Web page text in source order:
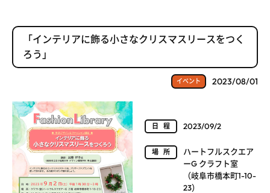
「インテリアに飾る小さなクリスマスリースをつく
ろう」
イベント 2023/08/01
日程 2023/09/2
場所
ハートフルスクエア
ーG クラフト室
（岐阜市橋本町1-10-
23）